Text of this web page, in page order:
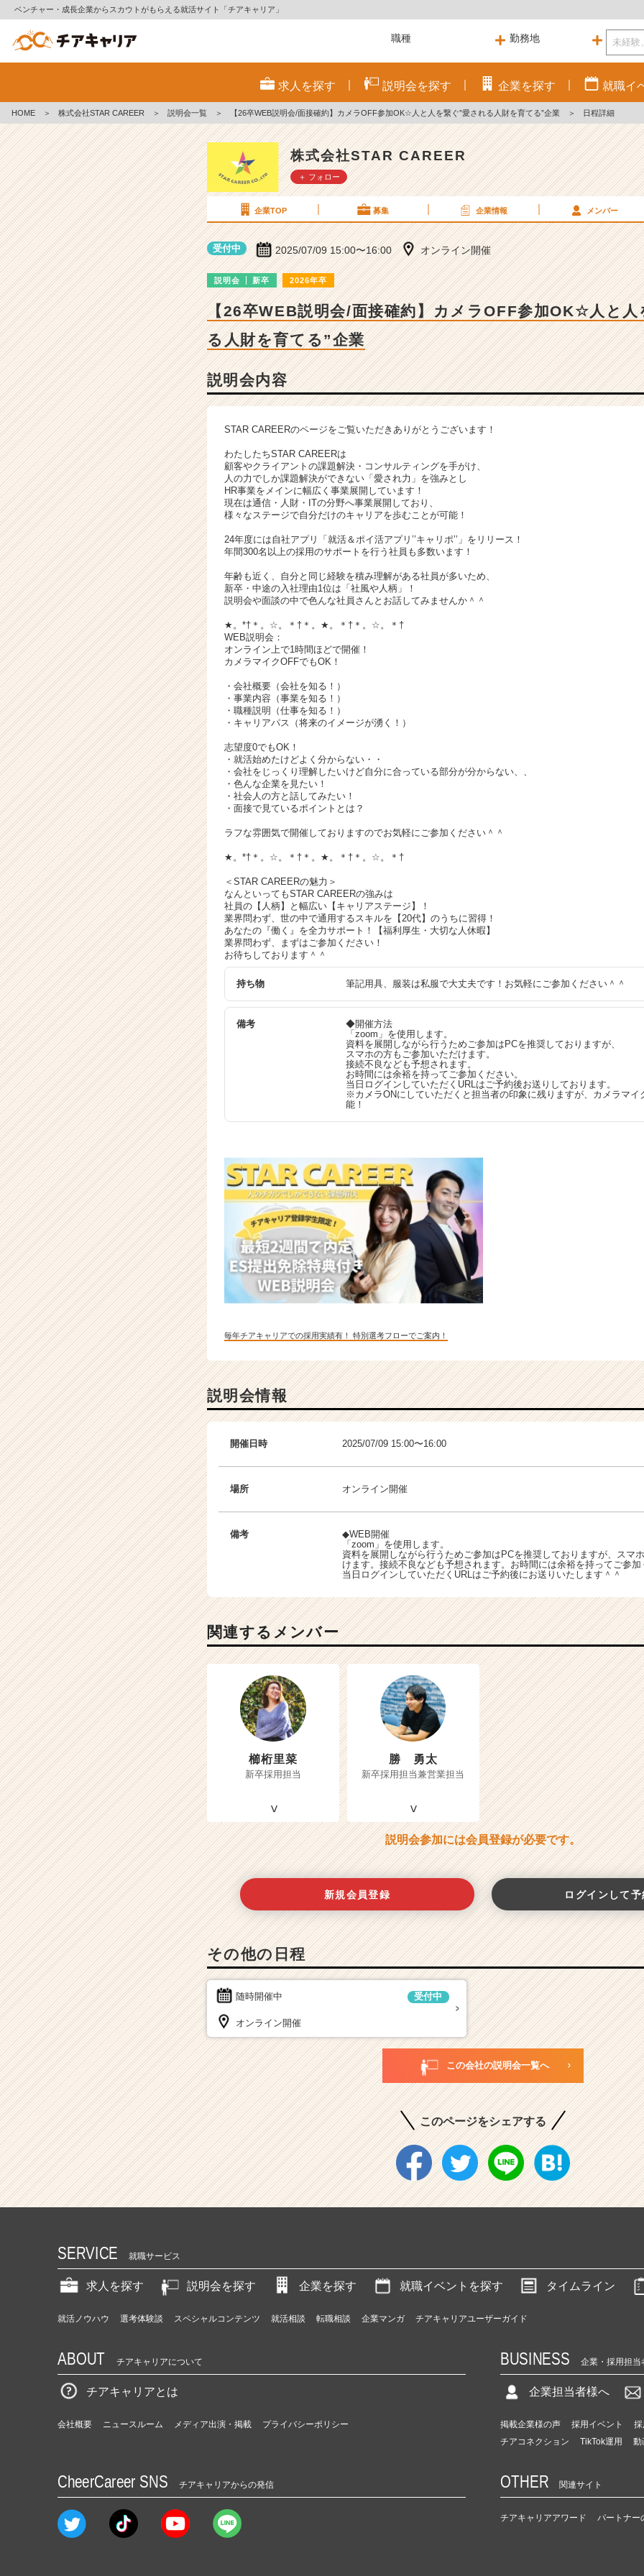
ベンチャー・成長企業からスカウトがもらえる就活サイト「チアキャリア」
社
S
求人を探す 説明会を探す 企業を探す 就職イ
HOME ＞ 株式会社STAR CAREER ＞ 説明会一覧 ＞ 【26卒WEB説明会/面接確約】カメラOFF参加OK☆人と人を繋ぐ”愛される人財を育てる”企業 ＞ 日程詳細
株式会社STAR CAREER
＋ フォロー
企業TOP 募集 企業情報 メンバー
受付中 2025/07/09 15:00〜16:00 オンライン開催
説明会 新卒 2026年卒
【26卒WEB説明会/面接確約】カメラOFF参加OK☆人と
る人財を育てる”企業
説明会内容
STAR CAREERのページをご覧いただきありがとうございます！
わたしたちSTAR CAREERは
顧客やクライアントの課題解決・コンサルティングを手がけ、
人の力でしか課題解決ができない「愛され力」を強みとし
HR事業をメインに幅広く事業展開しています！
現在は通信・人財・ITの分野へ事業展開しており、
様々なステージで自分だけのキャリアを歩むことが可能！
24年度には自社アプリ「就活＆ポイ活アプリ’’キャリポ’’」をリリース！
年間300名以上の採用のサポートを行う社員も多数います！
年齢も近く、自分と同じ経験を積み理解がある社員が多いため、
新卒・中途の入社理由1位は「社風や人柄」！
説明会や面談の中で色んな社員さんとお話してみませんか＾＾
★。*†＊。☆。＊†＊。★。＊†＊。☆。＊†
WEB説明会：
オンライン上で1時間ほどで開催！
カメラマイクOFFでもOK！
・会社概要（会社を知る！）
・事業内容（事業を知る！）
・職種説明（仕事を知る！）
・キャリアパス（将来のイメージが湧く！）
志望度0でもOK！
・就活始めたけどよく分からない・・
・会社をじっくり理解したいけど自分に合っている部分が分からない、、
・色んな企業を見たい！
・社会人の方と話してみたい！
・面接で見ているポイントとは？
ラフな雰囲気で開催しておりますのでお気軽にご参加ください＾＾
★。*†＊。☆。＊†＊。★。＊†＊。☆。＊†
＜STAR CAREERの魅力＞
なんといってもSTAR CAREERの強みは
社員の【人柄】と幅広い【キャリアステージ】！
業界問わず、世の中で通用するスキルを【20代】のうちに習得！
あなたの『働く』を全力サポート！【福利厚生・大切な人休暇】
業界問わず、まずはご参加ください！
お待ちしております＾＾
持ち物 筆記用具、服装は私服で大丈夫です！お気軽にご参加ください＾＾
備考
◆開催方法
「zoom」を使用します。
資料を展開しながら行うためご参加はPCを推奨しておりますが、
スマホの方もご参加いただけます。
接続不良なども予想されます。
お時間には余裕を持ってご参加ください。
当日ログインしていただくURLはご予約後お送りしております。
※カメラONにしていただくと担当者の印象に残りますが、カメラマイ
能！
毎年チアキャリアでの採用実績有！ 特別選考フローでご案内！
説明会情報
開催日時 2025/07/09 15:00〜16:00
場所 オンライン開催
備考
◆WEB開催
「zoom」を使用します。
資料を展開しながら行うためご参加はPCを推奨しておりますが、スマ
けます。接続不良なども予想されます。お時間には余裕を持ってご参
当日ログインしていただくURLはご予約後にお送りいたします＾＾
関連するメンバー
櫛桁里菜
新卒採用担当
勝 勇太
新卒採用担当兼営業担当
説明会参加には会員登録が必要です。
新規会員登録 ログインして
その他の日程
随時開催中 受付中
オンライン開催
この会社の説明会一覧へ
このページをシェアする
SERVICE 就職サービス
求人を探す 説明会を探す 企業を探す 就職イベントを探す タイムライン
就活ノウハウ 選考体験談 スペシャルコンテンツ 就活相談 転職相談 企業マンガ チアキャリアユーザーガイド
ABOUT チアキャリアについて
チアキャリアとは
会社概要 ニュースルーム メディア出演・掲載 プライバシーポリシー
BUSINESS 企業・採用担当
企業担当者様へ
掲載企業様の声 採用イベント
チアコネクション
TikTok運用 動
CheerCareer SNS チアキャリアからの発信 OTHER 関連サイト
チアキャリアアワード パートナー